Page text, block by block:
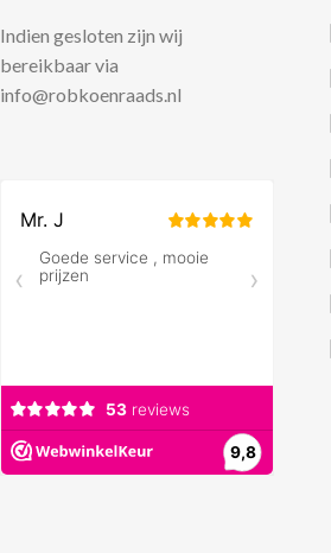
Indien gesloten zijn wij
bereikbaar via
info@robkoenraads.nl